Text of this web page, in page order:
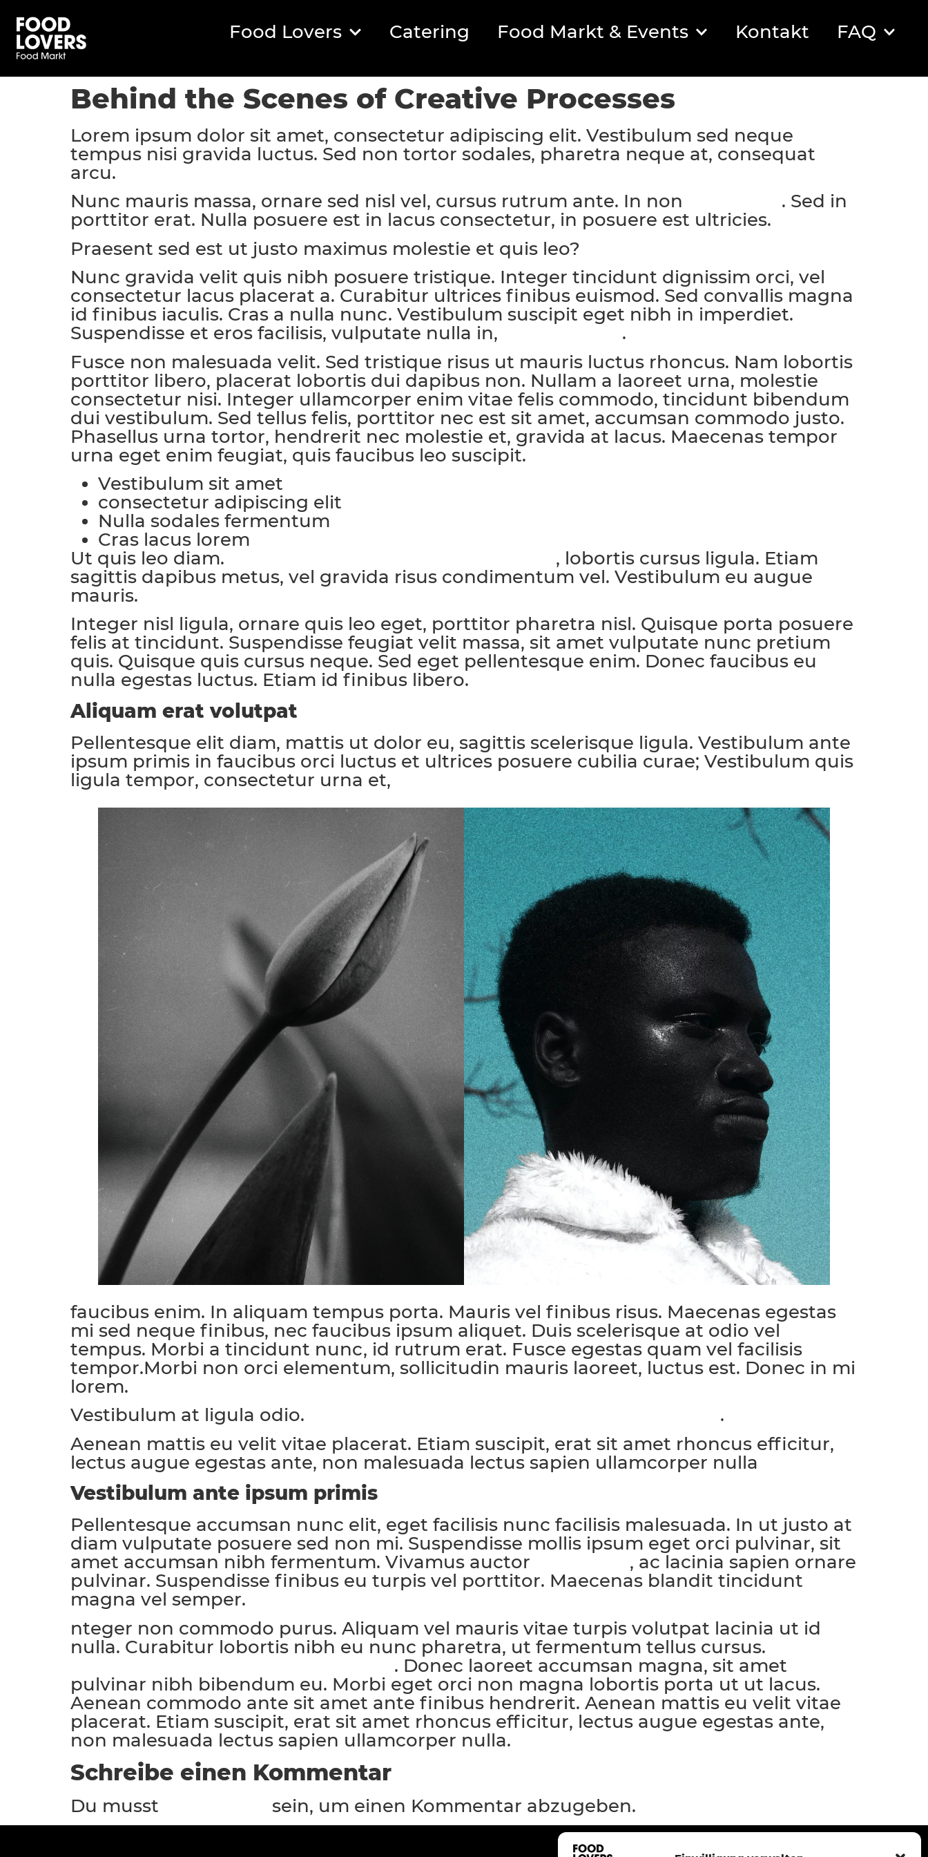
Food Lovers Catering Food Markt & Events Kontakt FAQ
Behind the Scenes of Creative Processes
Lorem ipsum dolor sit amet, consectetur adipiscing elit. Vestibulum sed neque
tempus nisi gravida luctus. Sed non tortor sodales, pharetra neque at, consequat
arcu.
Nunc mauris massa, ornare sed nisl vel, cursus rutrum ante. In non
. Sed in
porttitor erat. Nulla posuere est in lacus consectetur, in posuere est ultricies.
Praesent sed est ut justo maximus molestie et quis leo?
Nunc gravida velit quis nibh posuere tristique. Integer tincidunt dignissim orci, vel
consectetur lacus placerat a. Curabitur ultrices finibus euismod. Sed convallis magna
id finibus iaculis. Cras a nulla nunc. Vestibulum suscipit eget nibh in imperdiet.
Suspendisse et eros facilisis, vulputate nulla in,
.
Fusce non malesuada velit. Sed tristique risus ut mauris luctus rhoncus. Nam lobortis
porttitor libero, placerat lobortis dui dapibus non. Nullam a laoreet urna, molestie
consectetur nisi. Integer ullamcorper enim vitae felis commodo, tincidunt bibendum
dui vestibulum. Sed tellus felis, porttitor nec est sit amet, accumsan commodo justo.
Phasellus urna tortor, hendrerit nec molestie et, gravida at lacus. Maecenas tempor
urna eget enim feugiat, quis faucibus leo suscipit.
Vestibulum sit amet
consectetur adipiscing elit
Nulla sodales fermentum
Cras lacus lorem
Ut quis leo diam.
, lobortis cursus ligula. Etiam
sagittis dapibus metus, vel gravida risus condimentum vel. Vestibulum eu augue
mauris.
Integer nisl ligula, ornare quis leo eget, porttitor pharetra nisl. Quisque porta posuere
felis at tincidunt. Suspendisse feugiat velit massa, sit amet vulputate nunc pretium
quis. Quisque quis cursus neque. Sed eget pellentesque enim. Donec faucibus eu
nulla egestas luctus. Etiam id finibus libero.
Aliquam erat volutpat
Pellentesque elit diam, mattis ut dolor eu, sagittis scelerisque ligula. Vestibulum ante
ipsum primis in faucibus orci luctus et ultrices posuere cubilia curae; Vestibulum quis
ligula tempor, consectetur urna et,
faucibus enim. In aliquam tempus porta. Mauris vel finibus risus. Maecenas egestas
mi sed neque finibus, nec faucibus ipsum aliquet. Duis scelerisque at odio vel
tempus. Morbi a tincidunt nunc, id rutrum erat. Fusce egestas quam vel facilisis
tempor.Morbi non orci elementum, sollicitudin mauris laoreet, luctus est. Donec in mi
lorem.
Vestibulum at ligula odio.
.
Aenean mattis eu velit vitae placerat. Etiam suscipit, erat sit amet rhoncus efficitur,
lectus augue egestas ante, non malesuada lectus sapien ullamcorper nulla
Vestibulum ante ipsum primis
Pellentesque accumsan nunc elit, eget facilisis nunc facilisis malesuada. In ut justo at
diam vulputate posuere sed non mi. Suspendisse mollis ipsum eget orci pulvinar, sit
amet accumsan nibh fermentum. Vivamus auctor
, ac lacinia sapien ornare
pulvinar. Suspendisse finibus eu turpis vel porttitor. Maecenas blandit tincidunt
magna vel semper.
nteger non commodo purus. Aliquam vel mauris vitae turpis volutpat lacinia ut id
nulla. Curabitur lobortis nibh eu nunc pharetra, ut fermentum tellus cursus.
. Donec laoreet accumsan magna, sit amet
pulvinar nibh bibendum eu. Morbi eget orci non magna lobortis porta ut ut lacus.
Aenean commodo ante sit amet ante finibus hendrerit. Aenean mattis eu velit vitae
placerat. Etiam suscipit, erat sit amet rhoncus efficitur, lectus augue egestas ante,
non malesuada lectus sapien ullamcorper nulla.
Schreibe einen Kommentar
Du musst sein, um einen Kommentar abzugeben.